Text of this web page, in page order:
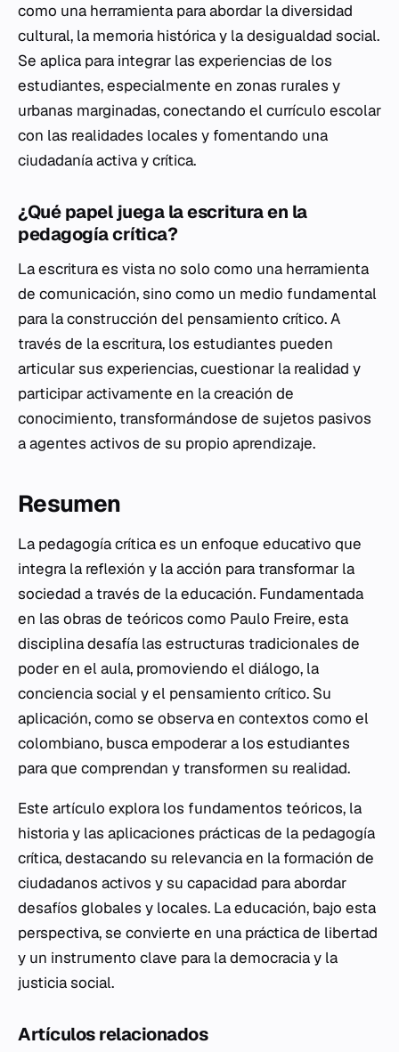
como una herramienta para abordar la diversidad
cultural, la memoria histórica y la desigualdad social.
Se aplica para integrar las experiencias de los
estudiantes, especialmente en zonas rurales y
urbanas marginadas, conectando el currículo escolar
con las realidades locales y fomentando una
ciudadanía activa y crítica.
¿Qué papel juega la escritura en la
pedagogía crítica?
La escritura es vista no solo como una herramienta
de comunicación, sino como un medio fundamental
para la construcción del pensamiento crítico. A
través de la escritura, los estudiantes pueden
articular sus experiencias, cuestionar la realidad y
participar activamente en la creación de
conocimiento, transformándose de sujetos pasivos
a agentes activos de su propio aprendizaje.
Resumen
La pedagogía crítica es un enfoque educativo que
integra la reflexión y la acción para transformar la
sociedad a través de la educación. Fundamentada
en las obras de teóricos como Paulo Freire, esta
disciplina desafía las estructuras tradicionales de
poder en el aula, promoviendo el diálogo, la
conciencia social y el pensamiento crítico. Su
aplicación, como se observa en contextos como el
colombiano, busca empoderar a los estudiantes
para que comprendan y transformen su realidad.
Este artículo explora los fundamentos teóricos, la
historia y las aplicaciones prácticas de la pedagogía
crítica, destacando su relevancia en la formación de
ciudadanos activos y su capacidad para abordar
desafíos globales y locales. La educación, bajo esta
perspectiva, se convierte en una práctica de libertad
y un instrumento clave para la democracia y la
justicia social.
Artículos relacionados